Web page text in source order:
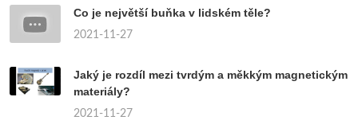
Co je největší buňka v lidském těle?
2021-11-27
Jaký je rozdíl mezi tvrdým a měkkým magnetickým
materiály?
2021-11-27